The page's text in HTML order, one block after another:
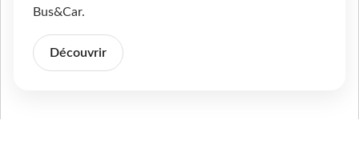
Bus&Car.
Découvrir